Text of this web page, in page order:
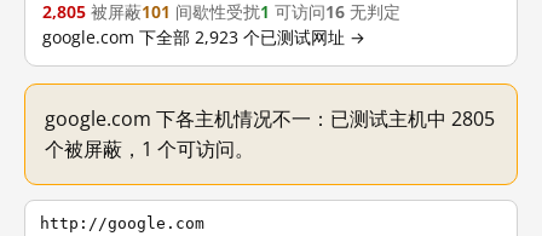
2,805 被屏蔽101 间歇性受扰1 可访问16 无判定
google.com 下全部 2,923 个已测试网址 →
google.com 下各主机情况不一：已测试主机中 2805
个被屏蔽，1 个可访问。
http://google.com